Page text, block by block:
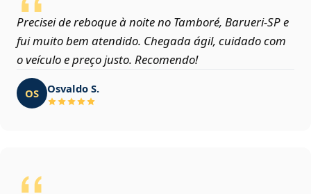
Precisei de reboque à noite no Tamboré, Barueri‑SP e
fui muito bem atendido. Chegada ágil, cuidado com
o veículo e preço justo. Recomendo!
OS Osvaldo S.